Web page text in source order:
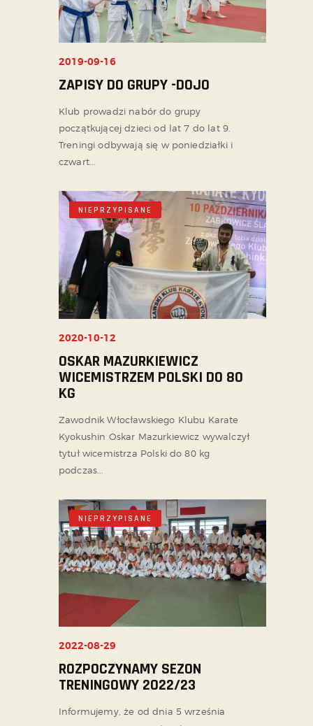
2019-09-16
ZAPISY DO GRUPY -DOJO
Klub prowadzi nabór do grupy
początkującej dzieci od lat 7 do lat 9.
Treningi odbywają się w poniedziałki i
czwart...
NIEPRZYPISANE
2020-10-12
OSKAR MAZURKIEWICZ
WICEMISTRZEM POLSKI DO 80
KG
Zawodnik Włocławskiego Klubu Karate
Kyokushin Oskar Mazurkiewicz wywalczył
tytuł wicemistrza Polski do 80 kg
podczas...
NIEPRZYPISANE
2022-08-29
ROZPOCZYNAMY SEZON
TRENINGOWY 2022/23
Informujemy, że od dnia 5 września